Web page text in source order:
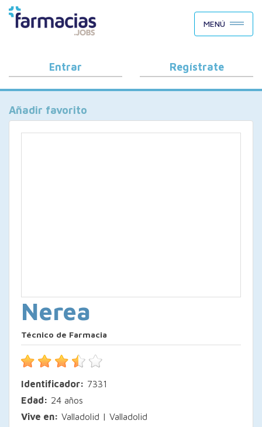
BUSCAR CANDIDATOS
OFERTAS DE EMPLEO
COMO FUNCIONA
PORQUÉ FARMACIAS.JOBS
BLOG
MENÚ
Entrar Regístrate
Añadir favorito
Nerea
Técnico de Farmacia
Identificador: 7331
Edad: 24 años
Vive en: Valladolid | Valladolid